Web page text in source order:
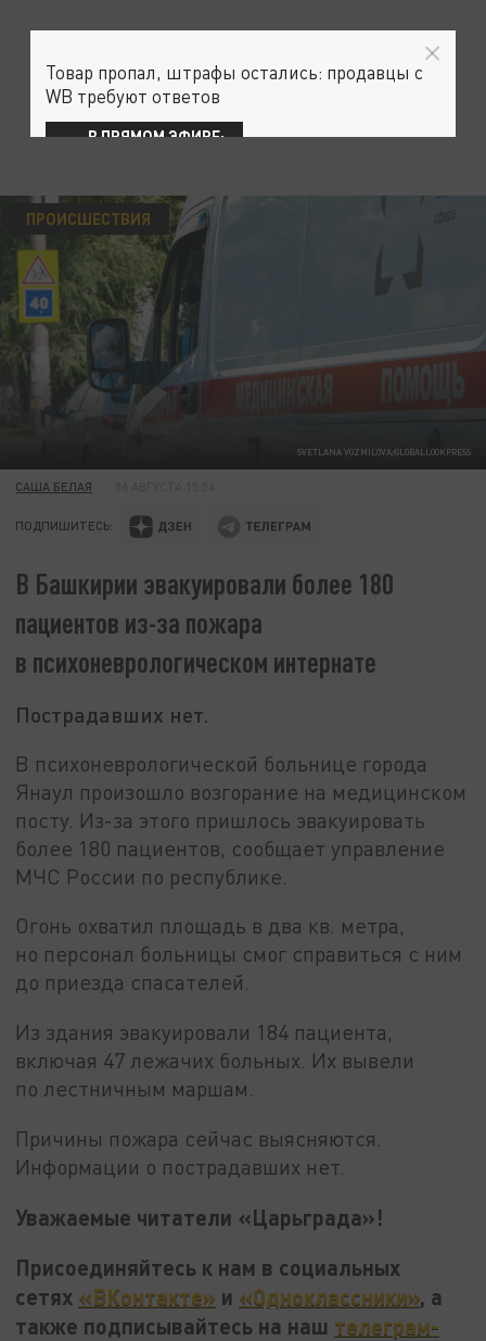
SVETLANA VOZMILOVA/GLOBALLOOKPRESS
ПРОИСШЕСТВИЯ
САША БЕЛАЯ
ПОДПИШИТЕСЬ:
В Башкирии эвакуировали более 180
пациентов из-за пожара
в психоневрологическом интернате
Пострадавших нет.
В психоневрологической больнице города
Янаул произошло возгорание на медицинском
посту. Из-за этого пришлось эвакуировать
более 180 пациентов, сообщает управление
МЧС России по республике.
Огонь охватил площадь в два кв. метра,
но персонал больницы смог справиться с ним
до приезда спасателей.
Из здания эвакуировали 184 пациента,
включая 47 лежачих больных. Их вывели
по лестничным маршам.
Причины пожара сейчас выясняются.
Информации о пострадавших нет.
Уважаемые читатели «Царьграда»!
Присоединяйтесь к нам в социальных
сетях «ВКонтакте» и «Одноклассники», а
также подписывайтесь на наш телеграм-
Товар пропал, штрафы остались: продавцы с
WB требуют ответов
В ПРЯМОМ ЭФИРЕ: